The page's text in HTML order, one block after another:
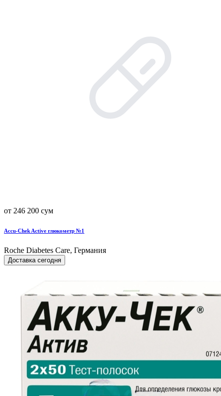
от 246 200 сум
Accu-Chek Active глюкометр №1
Roche Diabetes Care, Германия
Доставка сегодня